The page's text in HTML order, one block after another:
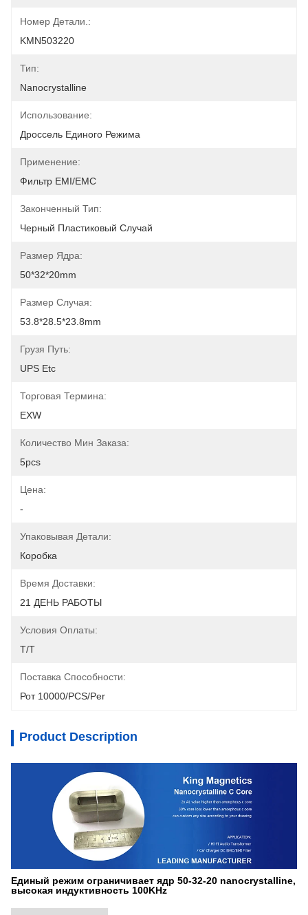
Номер Детали.:
KMN503220
Тип:
Nanocrystalline
Использование:
Дроссель Единого Режима
Применение:
Фильтр EMI/EMC
Законченный Тип:
Черный Пластиковый Случай
Размер Ядра:
50*32*20mm
Размер Случая:
53.8*28.5*23.8mm
Грузя Путь:
UPS Etc
Торговая Термина:
EXW
Количество Мин Заказа:
5pcs
Цена:
-
Упаковывая Детали:
Коробка
Время Доставки:
21 ДЕНЬ РАБОТЫ
Условия Оплаты:
T/T
Поставка Способности:
Рот 10000/PCS/Per
Product Description
Единый режим ограничивает ядр 50-32-20 nanocrystalline,
высокая индуктивность 100KHz